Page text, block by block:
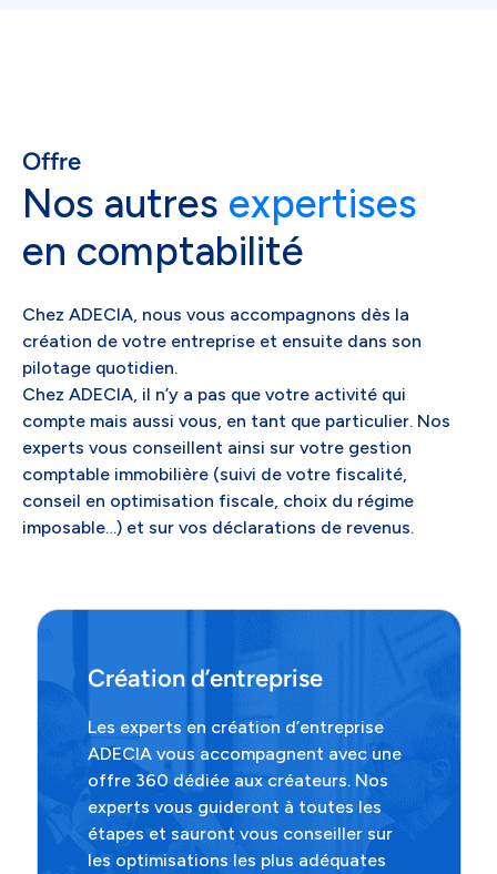
Offre
Nos autres expertises
en comptabilité
Chez ADECIA, nous vous accompagnons dès la
création de votre entreprise et ensuite dans son
pilotage quotidien.
Chez ADECIA, il n’y a pas que votre activité qui
compte mais aussi vous, en tant que particulier. Nos
experts vous conseillent ainsi sur votre gestion
comptable immobilière (suivi de votre fiscalité,
conseil en optimisation fiscale, choix du régime
imposable…) et sur vos déclarations de revenus.
Création d’entreprise
Les experts en création d’entreprise
ADECIA vous accompagnent avec une
offre 360 dédiée aux créateurs. Nos
experts vous guideront à toutes les
étapes et sauront vous conseiller sur
les optimisations les plus adéquates